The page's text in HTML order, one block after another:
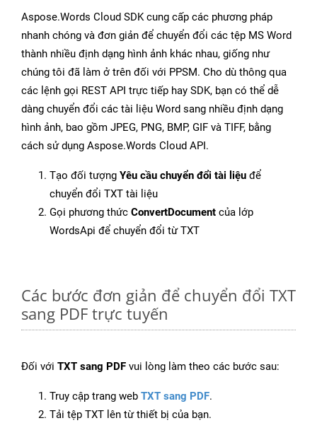
Aspose.Words Cloud SDK cung cấp các phương pháp
nhanh chóng và đơn giản để chuyển đổi các tệp MS Word
thành nhiều định dạng hình ảnh khác nhau, giống như
chúng tôi đã làm ở trên đối với PPSM. Cho dù thông qua
các lệnh gọi REST API trực tiếp hay SDK, bạn có thể dễ
dàng chuyển đổi các tài liệu Word sang nhiều định dạng
hình ảnh, bao gồm JPEG, PNG, BMP, GIF và TIFF, bằng
cách sử dụng Aspose.Words Cloud API.
Tạo đối tượng Yêu cầu chuyển đổi tài liệu để
chuyển đổi TXT tài liệu
Gọi phương thức ConvertDocument của lớp
WordsApi để chuyển đổi từ TXT
Các bước đơn giản để chuyển đổi TXT
sang PDF trực tuyến
Đối với TXT sang PDF vui lòng làm theo các bước sau:
Truy cập trang web TXT sang PDF.
Tải tệp TXT lên từ thiết bị của bạn.